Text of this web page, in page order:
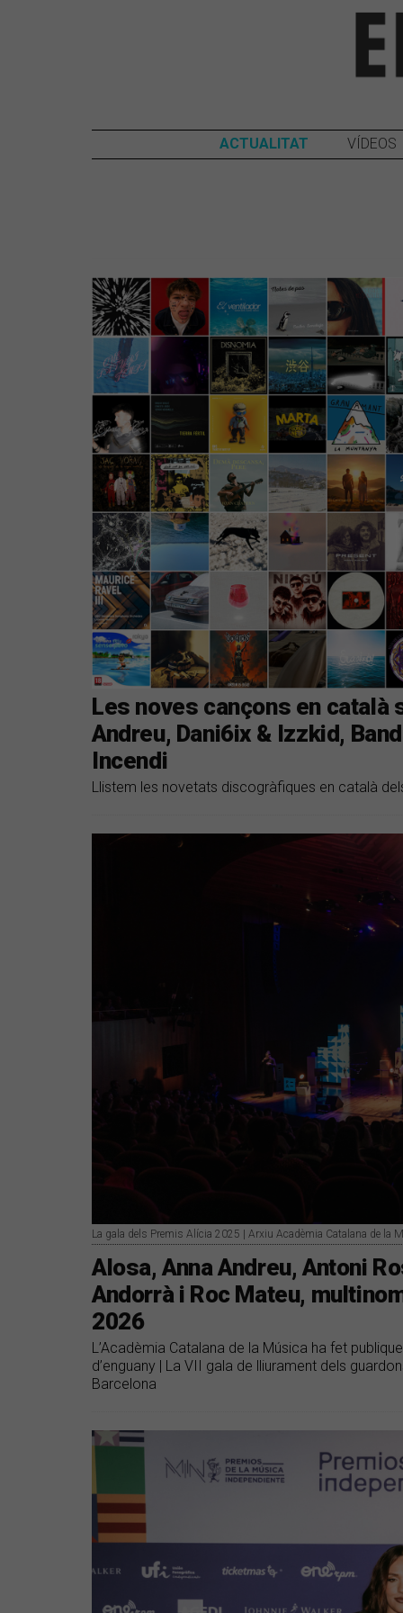
ACTUALITAT VÍDEOS
Les noves cançons en català
Andreu, Dani6ix & Izzkid,
Incendi
Llistem les novetats discogràfiques en català
La gala dels Premis Alícia 2025 | Arxiu Acadèmia Catalana de la
Alosa, Anna Andreu, Antoni
Andorrà i Roc Mateu,
2026
L’Acadèmia Catalana de la Música ha fet
d’enguany | La VII gala de lliurament dels
Barcelona